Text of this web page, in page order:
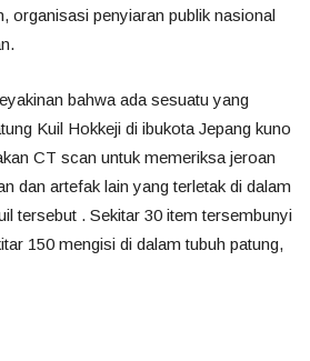
organisasi penyiaran publik nasional
bahwa ada sesuatu yang
Kuil Hokkeji di ibukota Jepang kuno
CT scan untuk memeriksa jeroan
dan artefak lain yang terletak di dalam
tersebut . Sekitar 30 item tersembunyi
150 mengisi di dalam tubuh patung,